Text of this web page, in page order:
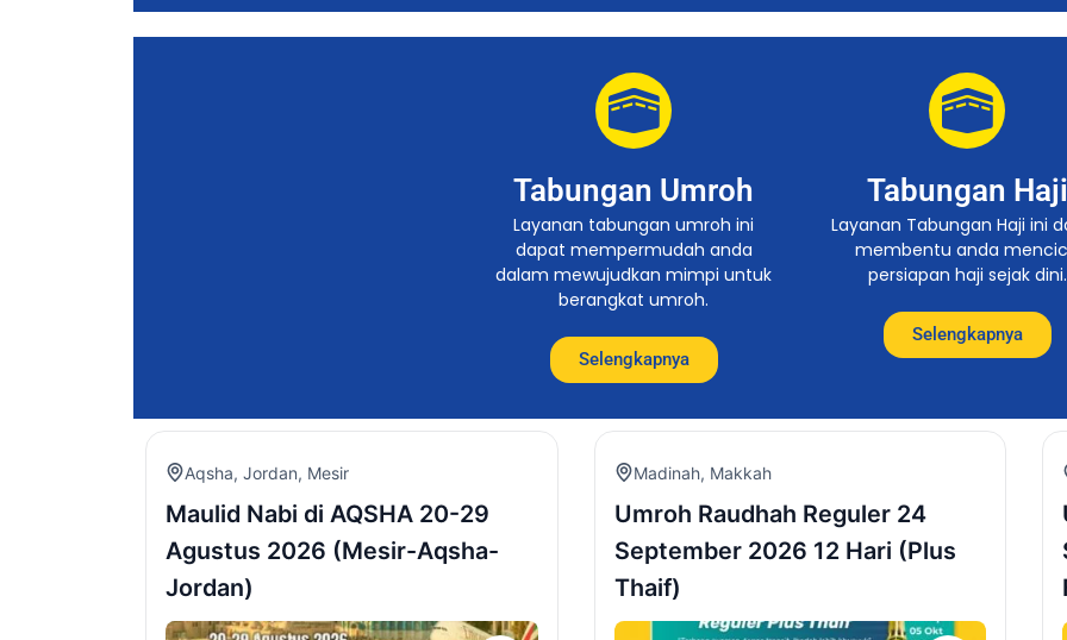
Tabungan Umroh
Layanan tabungan umroh ini
dapat mempermudah anda
dalam mewujudkan mimpi untuk
berangkat umroh.
Selengkapnya
Tabungan Haji
Layanan Tabungan Haji ini
membentu anda
persiapan haji sejak dini.
Selengkapnya
Aqsha, Jordan, Mesir
Maulid Nabi di AQSHA 20-29
Agustus 2026 (Mesir-Aqsha-
Jordan)
Madinah, Makkah
Umroh Raudhah Reguler 24
September 2026 12 Hari (Plus
Thaif)